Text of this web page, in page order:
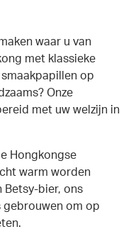
waar u van
met klassieke
op
Onze
met uw welzijn in
Hongkongse
warm worden
Betsy-bier, ons
om op